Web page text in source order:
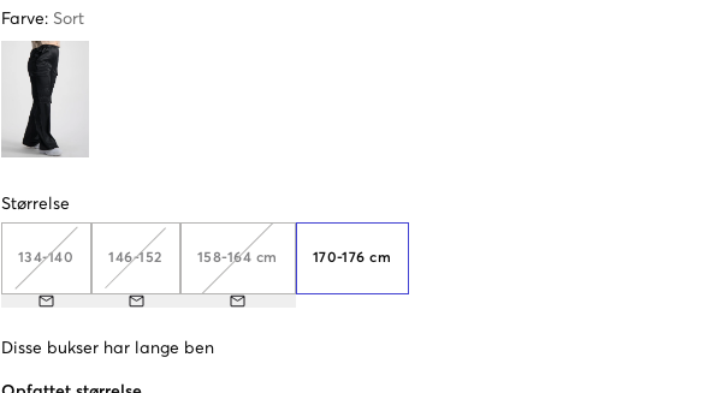
Farve: Sort
Størrelse
134-140 146-152 158-164 cm 170-176 cm
Disse bukser har lange ben